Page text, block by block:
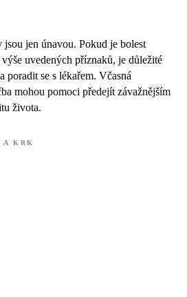
jen únavou. Pokud je bolest
uvedených příznaků, je důležité
poradit se s lékařem. Včasná
mohou pomoci předejít závažnějším
života.
A KRK